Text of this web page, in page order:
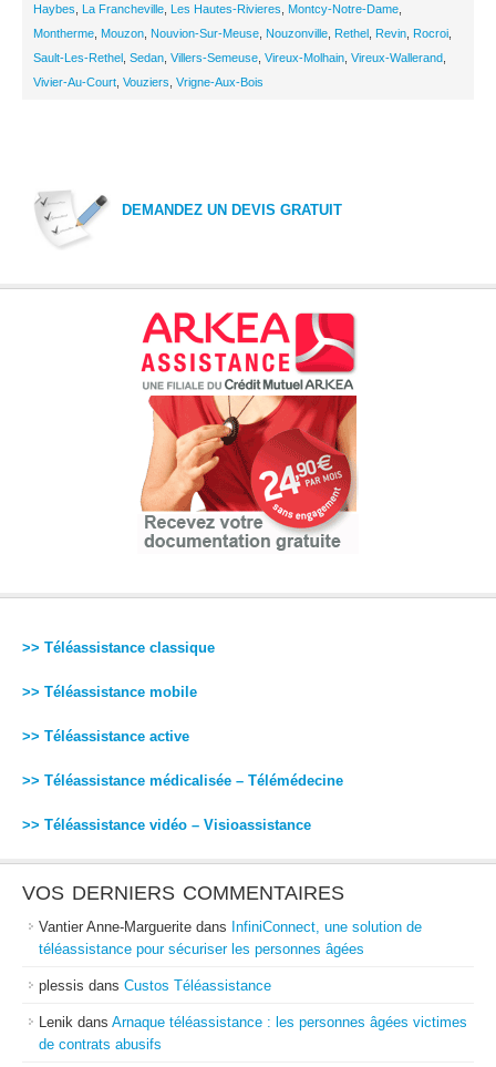
Haybes
La Francheville Les Hautes-Rivieres Montcy-Notre-Dame
Montherme Mouzon Nouvion-Sur-Meuse Nouzonville Rethel Revin Rocroi
Sault-Les-Rethel Sedan Villers-Semeuse Vireux-Molhain Vireux-Wallerand
Vivier-Au-Court Vouziers Vrigne-Aux-Bois
DEMANDEZ UN DEVIS GRATUIT
>> Téléassistance classique
>> Téléassistance mobile
>> Téléassistance active
>> Téléassistance médicalisée – Télémédecine
>> Téléassistance vidéo – Visioassistance
VOS DERNIERS COMMENTAIRES
Vantier Anne-Marguerite dans InfiniConnect, une solution de
téléassistance pour sécuriser les personnes âgées
plessis dans Custos Téléassistance
Lenik dans Arnaque téléassistance : les personnes âgées victimes
de contrats abusifs